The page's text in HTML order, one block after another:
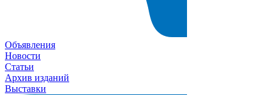
Объявления
Новости
Статьи
Архив изданий
Выставки